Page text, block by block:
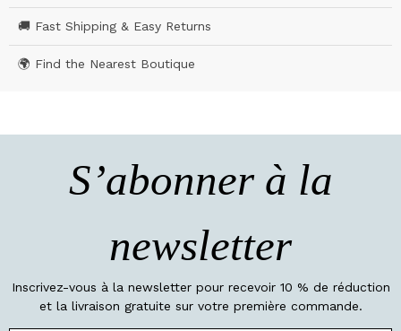
🚚 Fast Shipping & Easy Returns
🌍 Find the Nearest Boutique
S’abonner à la
newsletter
Inscrivez-vous à la newsletter pour recevoir 10 % de réduction
et la livraison gratuite sur votre première commande.